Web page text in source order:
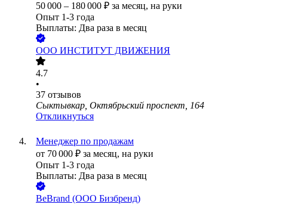
50 000 – 180 000 ₽ за месяц, на руки
Опыт 1-3 года
Выплаты: Два раза в месяц
ООО ИНСТИТУТ ДВИЖЕНИЯ
4.7
•
37 отзывов
Сыктывкар, Октябрьский проспект, 164
Откликнуться
Менеджер по продажам
от 70 000 ₽ за месяц, на руки
Опыт 1-3 года
Выплаты: Два раза в месяц
BeBrand (ООО Бизбренд)